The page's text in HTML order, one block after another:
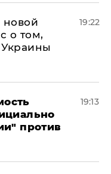
новой
о том,
19:22
против
19:13